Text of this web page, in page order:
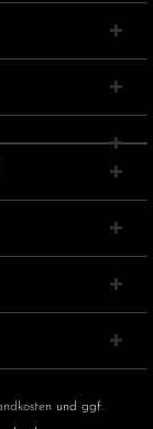
und ggf.